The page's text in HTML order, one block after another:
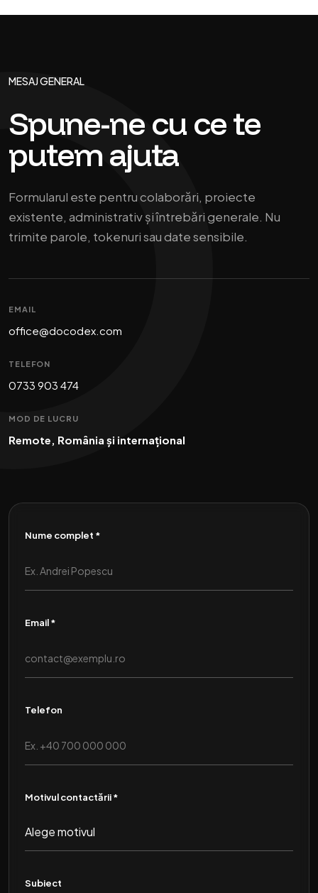
MESAJ GENERAL
Spune-ne cu ce te
putem ajuta
Formularul este pentru colaborări, proiecte
existente, administrativ și întrebări generale. Nu
trimite parole, tokenuri sau date sensibile.
EMAIL
office@docodex.com
TELEFON
0733 903 474
MOD DE LUCRU
Remote, România și internațional
Nume complet *
Email *
Telefon
Motivul contactării *
Subiect